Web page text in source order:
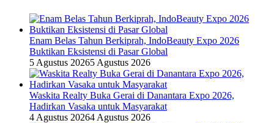
Enam Belas Tahun Berkiprah, IndoBeauty Expo 2026
Buktikan Eksistensi di Pasar Global
5 Agustus 20265 Agustus 2026
Waskita Realty Buka Gerai di Danantara Expo 2026,
Hadirkan Vasaka untuk Masyarakat
4 Agustus 20264 Agustus 2026